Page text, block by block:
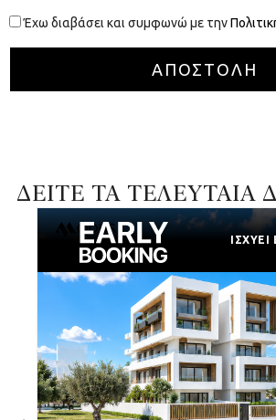
Έχω διαβάσει και συμφωνώ με την
ΔΕΙΤΕ ΤΑ ΤΕΛΕΥΤΑΙΑ
ΙΣΧΥΕΙ